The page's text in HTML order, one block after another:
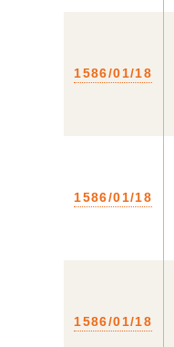
1586/01/18
1586/01/18
1586/01/18